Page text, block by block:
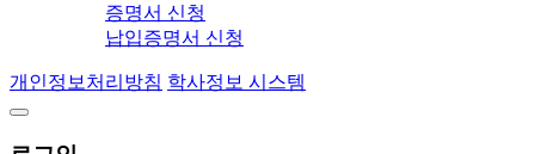
증명서 신청
납입증명서 신청
개인정보처리방침 학사정보 시스템